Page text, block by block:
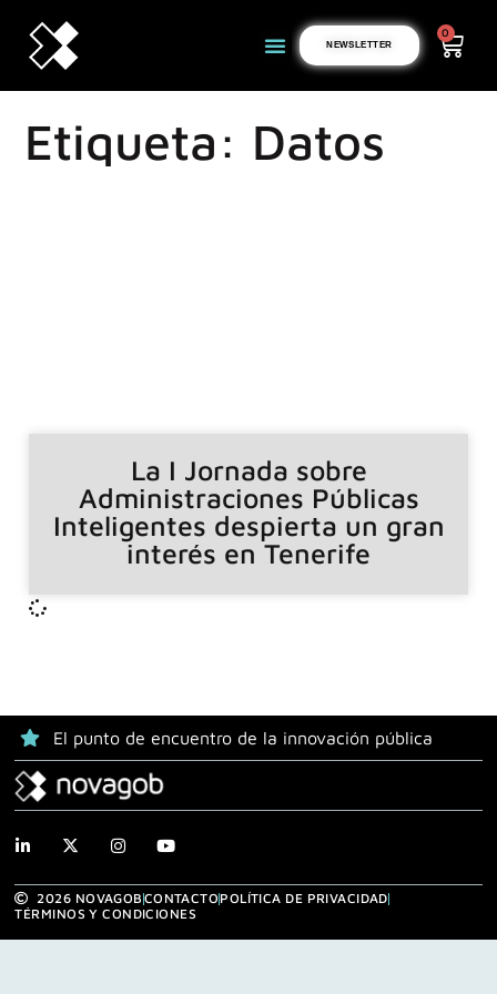
NEWSLETTER
0
Etiqueta: Datos
La I Jornada sobre
Administraciones Públicas
Inteligentes despierta un gran
interés en Tenerife
El punto de encuentro de la innovación pública
2026 NOVAGOBCONTACTOPOLÍTICA DE PRIVACIDAD
TÉRMINOS Y CONDICIONES